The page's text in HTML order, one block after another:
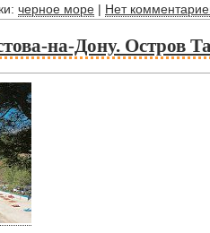
черное море | Нет
на-Дону. Остров